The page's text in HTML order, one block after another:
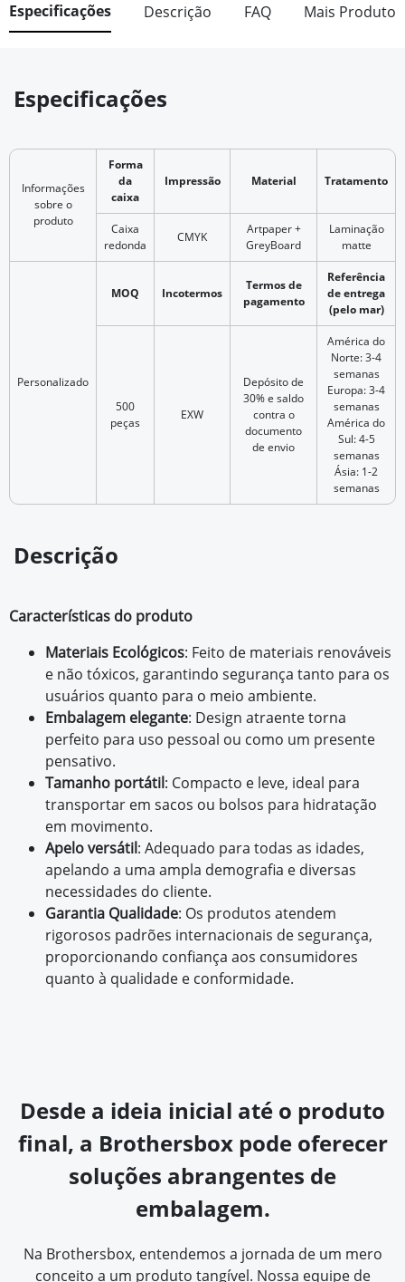
Especificações Descrição FAQ Mais Produto
Especificações
Informações
sobre o
produto
Forma
da
caixa
Impressão Material Tratamento
Caixa
redonda
CMYK
Artpaper +
GreyBoard
Laminação
matte
Personalizado
MOQ Incotermos
Termos de
pagamento
Referência
de entrega
(pelo mar)
500
peças
EXW
Depósito de
30% e saldo
contra o
documento
de envio
América do
Norte: 3-4
semanas
Europa: 3-4
semanas
América do
Sul: 4-5
semanas
Ásia: 1-2
semanas
Descrição
Características do produto
Materiais Ecológicos: Feito de materiais renováveis
e não tóxicos, garantindo segurança tanto para os
usuários quanto para o meio ambiente.
Embalagem elegante: Design atraente torna
perfeito para uso pessoal ou como um presente
pensativo.
Tamanho portátil: Compacto e leve, ideal para
transportar em sacos ou bolsos para hidratação
em movimento.
Apelo versátil: Adequado para todas as idades,
apelando a uma ampla demografia e diversas
necessidades do cliente.
Garantia Qualidade: Os produtos atendem
rigorosos padrões internacionais de segurança,
proporcionando confiança aos consumidores
quanto à qualidade e conformidade.
Desde a ideia inicial até o produto
final, a Brothersbox pode oferecer
soluções abrangentes de
embalagem.
Na Brothersbox, entendemos a jornada de um mero
conceito a um produto tangível. Nossa equipe de